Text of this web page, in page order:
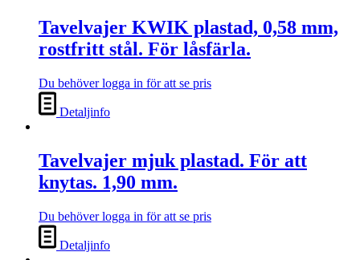
Tavelvajer KWIK plastad, 0,58 mm,
rostfritt stål. För låsfärla.
Du behöver logga in för att se pris
Detaljinfo
Tavelvajer mjuk plastad. För att
knytas. 1,90 mm.
Du behöver logga in för att se pris
Detaljinfo